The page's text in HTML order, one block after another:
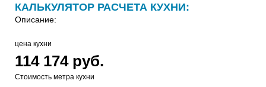
КАЛЬКУЛЯТОР РАСЧЕТА КУХНИ:
Описание:
цена кухни
114 174 руб.
Стоимость метра кухни